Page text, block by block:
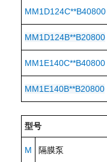
MM1D124C**B40800
MM1D124B**B20800
MM1E140C**B40800
MM1E140B**B20800
型号
M 隔膜泵